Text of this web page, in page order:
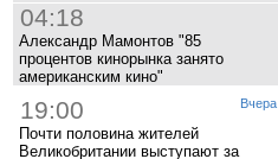
04:18
Александр Мамонтов "85
процентов кинорынка занято
американским кино"
Вчера
19:00
Почти половина жителей
Великобритании выступают за